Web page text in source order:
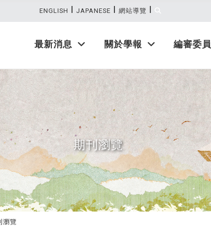
最新消息 關於學報 編審委員
ENGLISH | JAPANESE | 網站導覽 |
期刊瀏覽
瀏覽